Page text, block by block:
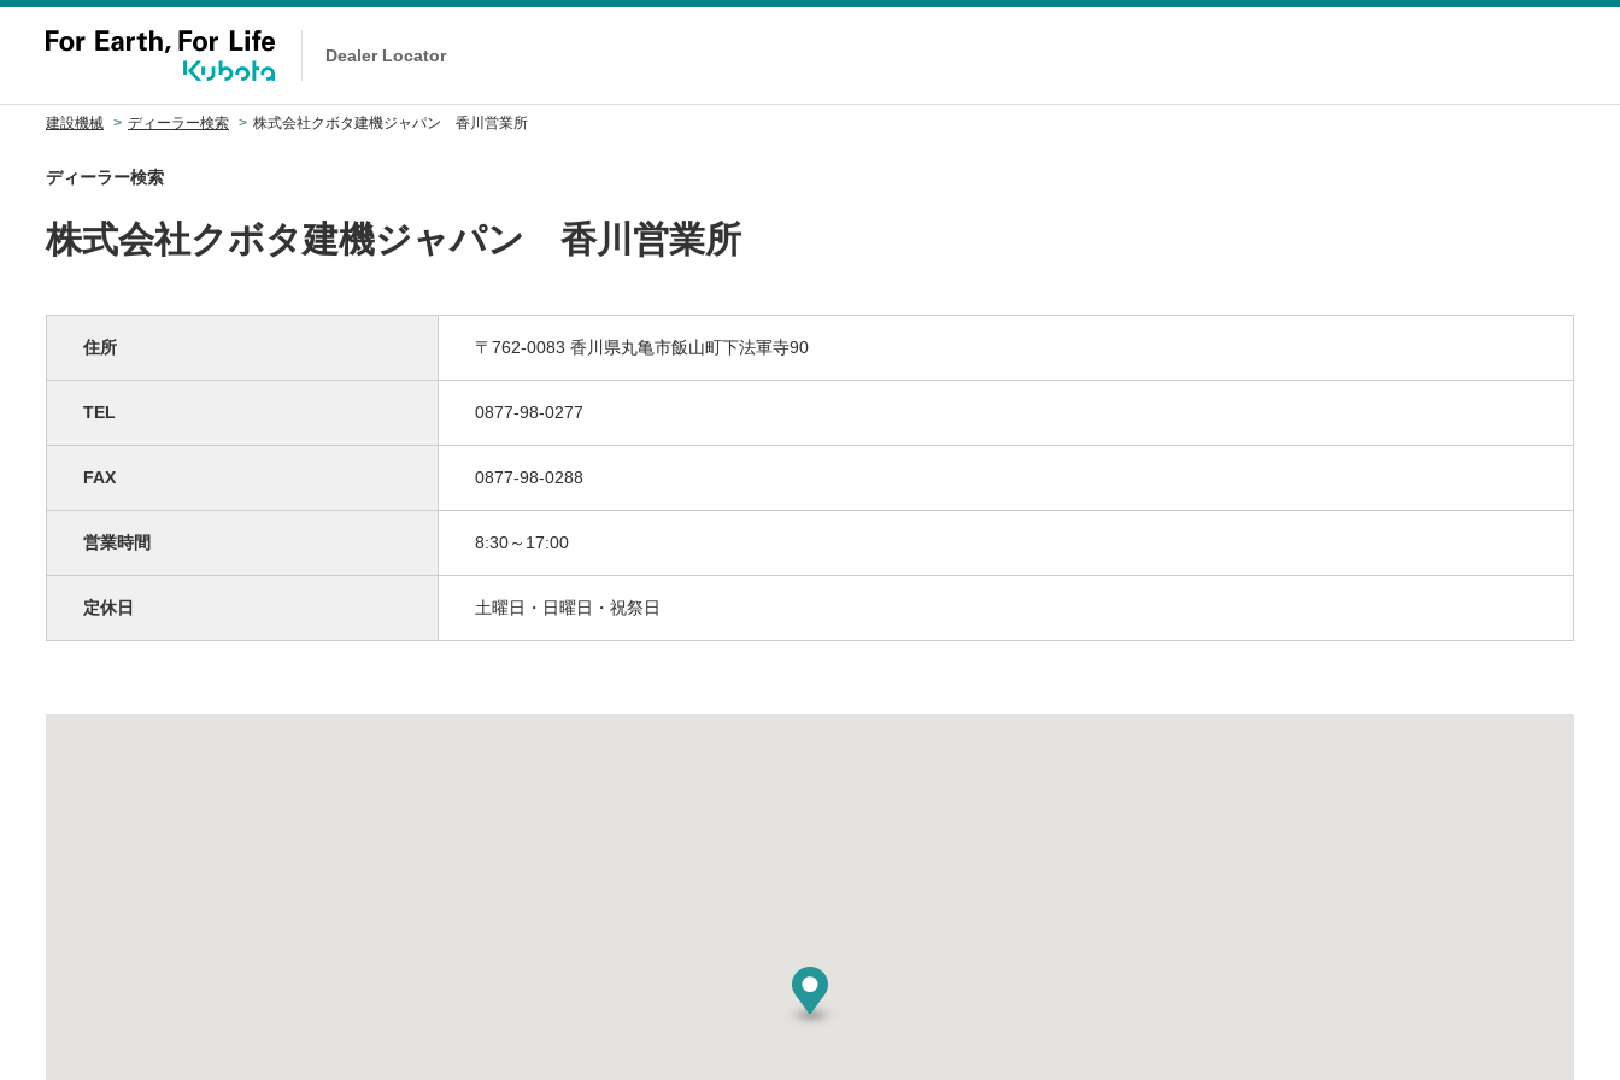
Dealer Locator
建設機械 ディーラー検索 株式会社クボタ建機ジャパン 香川営業所
ディーラー検索
株式会社クボタ建機ジャパン 香川営業所
住所 〒762-0083 香川県丸亀市飯山町下法軍寺90
TEL 0877-98-0277
FAX 0877-98-0288
営業時間 8:30～17:00
定休日 土曜日・日曜日・祝祭日